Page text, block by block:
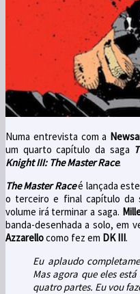
Numa entrevista com a
um quarto capítulo da saga
Knight III: The Master Race.
The Master Raceé lançada
o terceiro e final capítulo da
volume irá terminar a saga.
banda-desenhada a solo, em
Azzarellocomo fez em DK III.
Eu aplaudo
Mas agora que eles
quatro partes. Eu vou